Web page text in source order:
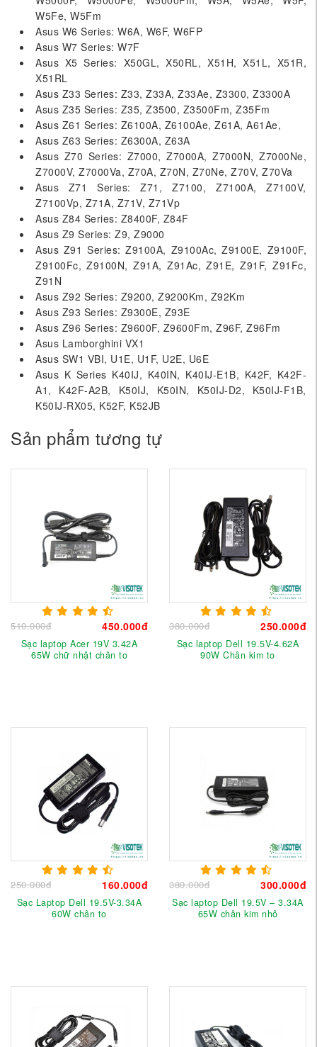
W5Fe, W5Fm
Asus W6 Series: W6A, W6F, W6FP
Asus W7 Series: W7F
Asus X5 Series: X50GL, X50RL, X51H, X51L, X51R,
X51RL
Asus Z33 Series: Z33, Z33A, Z33Ae, Z3300, Z3300A
Asus Z35 Series: Z35, Z3500, Z3500Fm, Z35Fm
Asus Z61 Series: Z6100A, Z6100Ae, Z61A, A61Ae,
Asus Z63 Series: Z6300A, Z63A
Asus Z70 Series: Z7000, Z7000A, Z7000N, Z7000Ne,
Z7000V, Z7000Va, Z70A, Z70N, Z70Ne, Z70V, Z70Va
Asus Z71 Series: Z71, Z7100, Z7100A, Z7100V,
Z7100Vp, Z71A, Z71V, Z71Vp
Asus Z84 Series: Z8400F, Z84F
Asus Z9 Series: Z9, Z9000
Asus Z91 Series: Z9100A, Z9100Ac, Z9100E, Z9100F,
Z9100Fc, Z9100N, Z91A, Z91Ac, Z91E, Z91F, Z91Fc,
Z91N
Asus Z92 Series: Z9200, Z9200Km, Z92Km
Asus Z93 Series: Z9300E, Z93E
Asus Z96 Series: Z9600F, Z9600Fm, Z96F, Z96Fm
Asus Lamborghini VX1
Asus SW1 VBI, U1E, U1F, U2E, U6E
Asus K Series K40IJ, K40IN, K40IJ-E1B, K42F, K42F-
A1, K42F-A2B, K50IJ, K50IN, K50IJ-D2, K50IJ-F1B,
K50IJ-RX05, K52F, K52JB
Sản phẩm tương tự
510.000đ 450.000đ
Sạc laptop Acer 19V 3.42A
65W chữ nhật chân to
380.000đ 250.000đ
Sạc laptop Dell 19.5V-4.62A
90W Chân kim to
250.000đ 160.000đ
Sạc Laptop Dell 19.5V-3.34A
60W chân to
380.000đ 300.000đ
Sạc laptop Dell 19.5V – 3.34A
65W chân kim nhỏ